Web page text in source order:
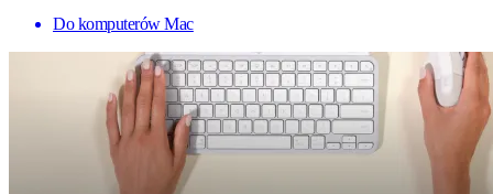
Do komputerów Mac